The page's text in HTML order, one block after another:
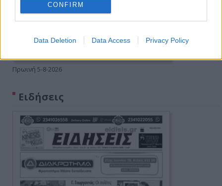
CONFIRM
Data Deletion Data Access Privacy Policy
Πρωινή 5-8-2026
Ειδήσεις